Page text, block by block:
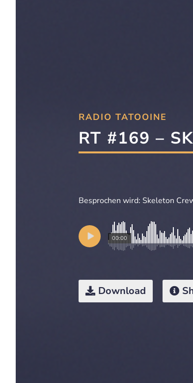
RADIO TATOOINE
RT #169 –
Besprochen wird: Skeleton
00:00
Download